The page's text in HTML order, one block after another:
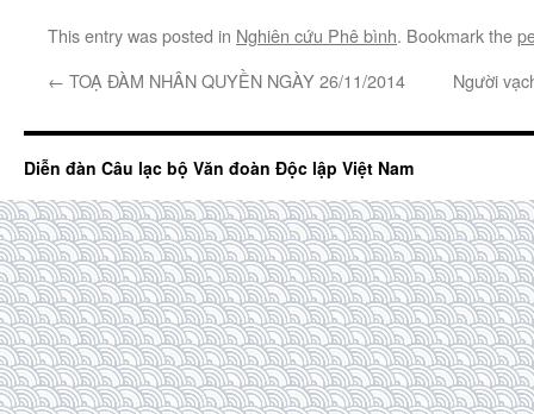
This entry was posted in Nghiên cứu Phê bình. Bookmark the
← TOẠ ĐÀM NHÂN QUYỀN NGÀY 26/11/2014 Người
Diễn đàn Câu lạc bộ Văn đoàn Độc lập Việt Nam